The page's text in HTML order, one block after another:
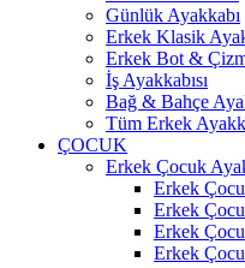
Günlük Ayakkabı
Erkek Klasik
Erkek Bot &
İş Ayakkabısı
Bağ & Bahçe
Tüm Erkek
ÇOCUK
Erkek Çocuk
Erkek
Erkek
Erkek
Erkek